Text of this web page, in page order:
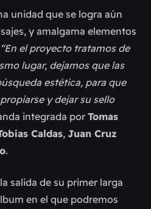
unidad que se logra aún
y amalgama elementos
“En el proyecto tratamos de
lugar, dejamos que las
estética, para que
y dejar su sello
integrada por Tomas
Caldas, Juan Cruz
.
salida de su primer larga
en el que podremos